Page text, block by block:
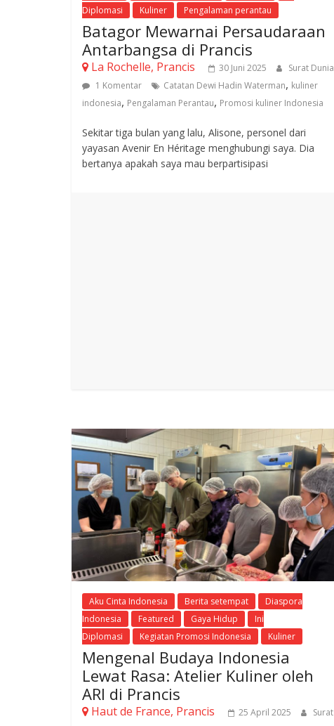
Diplomasi
Kuliner Pengalaman perantau
Batagor Mewarnai Persaudaraan
Antarbangsa di Prancis
La Rochelle, Prancis 30 Juni 2025
Surat Dunia
1 Komentar
Catatan Dewi Hadin Waterman, kuliner
indonesia, Pengalaman Perantau, Promosi kuliner Indonesia
Sekitar tiga bulan yang lalu, Alisone, personel dari
yayasan Avenir En Héritage menghubungi saya. Dia
bertanya apakah saya mau berpartisipasi
Aku Cinta Indonesia Berita setempat
Diaspora
Indonesia
Featured Gaya Hidup
Ini
Diplomasi
Kegiatan Promosi Indonesia Kuliner
Mengenal Budaya Indonesia
Lewat Rasa: Atelier Kuliner oleh
ARI di Prancis
Haut de France, Prancis 25 April 2025
Surat